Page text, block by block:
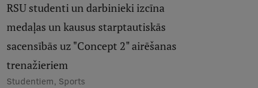
RSU studenti un darbinieki izcīna
medaļas un kausus starptautiskās
sacensībās uz "Concept 2" airēšanas
trenažieriem
Studentiem, Sports